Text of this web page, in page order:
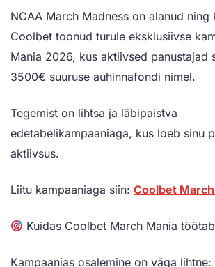
NCAA March Madness on alanud
Coolbet toonud turule eksklusiivse
Mania 2026, kus aktiivsed panustajad
3500€ suuruse auhinnafondi nimel.
Tegemist on lihtsa ja läbipaistva
edetabelikampaaniaga, kus loeb sinu
aktiivsus.
Liitu kampaaniaga siin: Coolbet
Kuidas Coolbet March Mania
Kampaanias osalemine on väga lihtne: